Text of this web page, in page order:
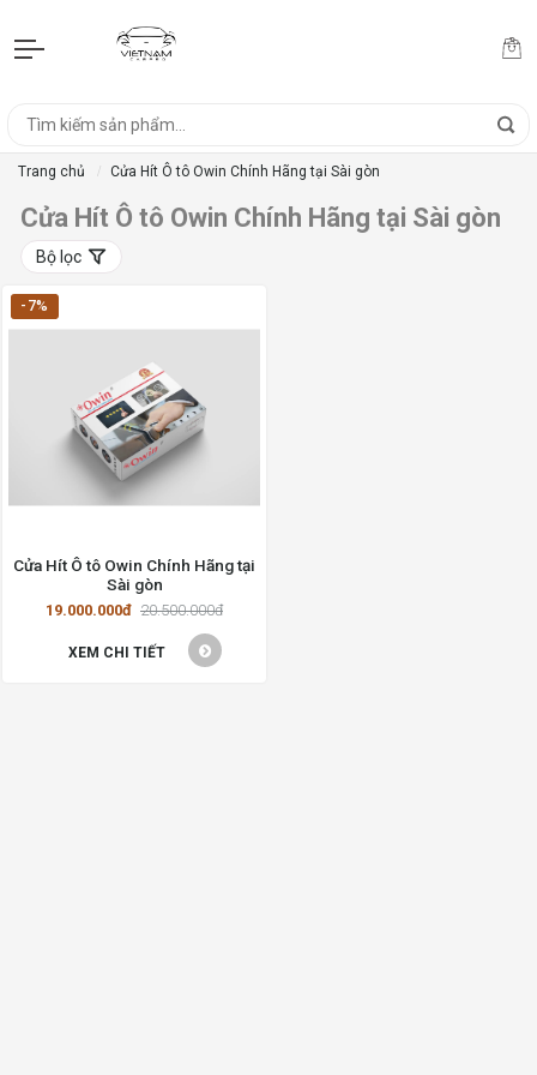
Trang chủ Cửa Hít Ô tô Owin Chính Hãng tại Sài gòn
Cửa Hít Ô tô Owin Chính Hãng tại Sài gòn
Bộ lọc
-7%
Cửa Hít Ô tô Owin Chính Hãng tại
Sài gòn
19.000.000đ 20.500.000đ
XEM CHI TIẾT